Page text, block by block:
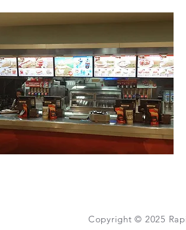
Copyright © 2025